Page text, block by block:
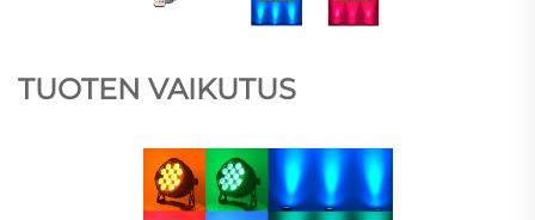
TUOTEN VAIKUTUS